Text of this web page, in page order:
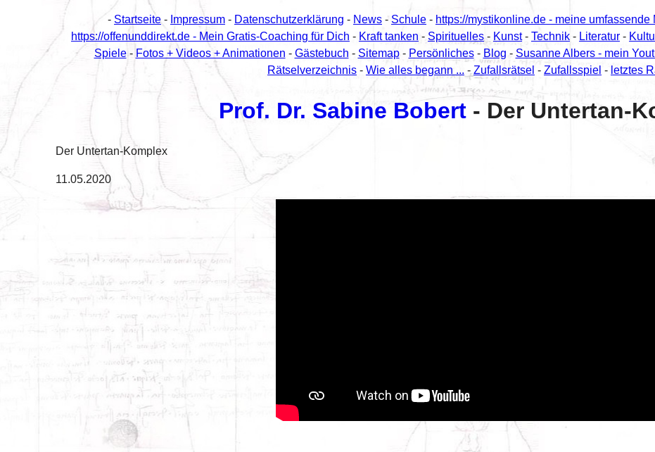
- Startseite - Impressum - Datenschutzerklärung - News - Schule - https://mystikonline.de - meine umfassende
https://offenunddirekt.de - Mein Gratis-Coaching für Dich - Kraft tanken - Spirituelles - Kunst- Technik - Literatur -
Spiele- Fotos + Videos + Animationen - Gästebuch - Sitemap- Persönliches- Blog - Susanne Albers - mein
Rätselverzeichnis - Wie alles begann ... - Zufallsrätsel - Zufallsspiel - letztes
Prof. Dr. Sabine Bobert- Der Untertan-
Der Untertan-Komplex
11.05.2020